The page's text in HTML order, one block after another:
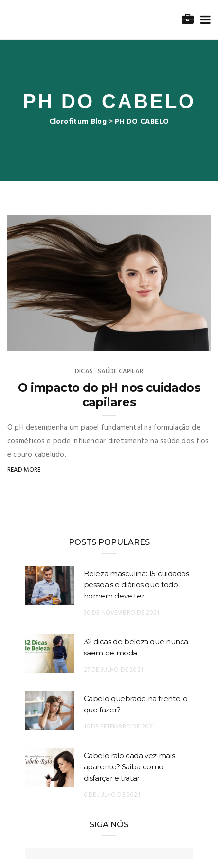
PH DO CABELO
Clorofitum Blog > PH DO CABELO
DICAS , SAÚDE CAPILAR
O impacto do pH nos cuidados
capilares
O pH desempenha um papel fundamental na formulação de
cosméticos e pode influenciar diretamente na saúde dos fios
e couro cabeludo.
READ MORE
POSTS POPULARES
Beleza masculina: 15 cuidados
pessoais e diários que todo
homem deve ter
30 DE NOVEMBRO DE 2021
32 dicas de beleza que nunca
saem de moda
27 DE JULHO DE 2021
Cabelo quebrado na frente: o
que fazer?
16 DE SETEMBRO DE 2021
Cabelo ralo cada vez mais
aparente? Saiba como
disfarçar e tratar
6 DE JULHO DE 2021
SIGA NÓS